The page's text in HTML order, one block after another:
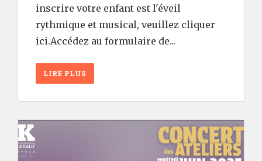
inscrire votre enfant est l'éveil
rythmique et musical, veuillez cliquer
ici.Accédez au formulaire de...
LIRE PLUS